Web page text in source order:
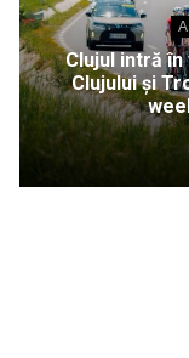
Clujul intră
Clujului și